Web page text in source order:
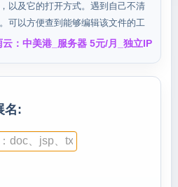
以及它的打开方式。遇到自己不清
可以方便查到能够编辑该文件的工
云：中美港_服务器 5元/月_独立IP
名: